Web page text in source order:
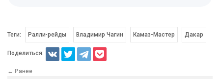
Теги: Ралли-рейды Владимир Чагин Камаз-Мастер Дакар
Поделиться:
← Ранее